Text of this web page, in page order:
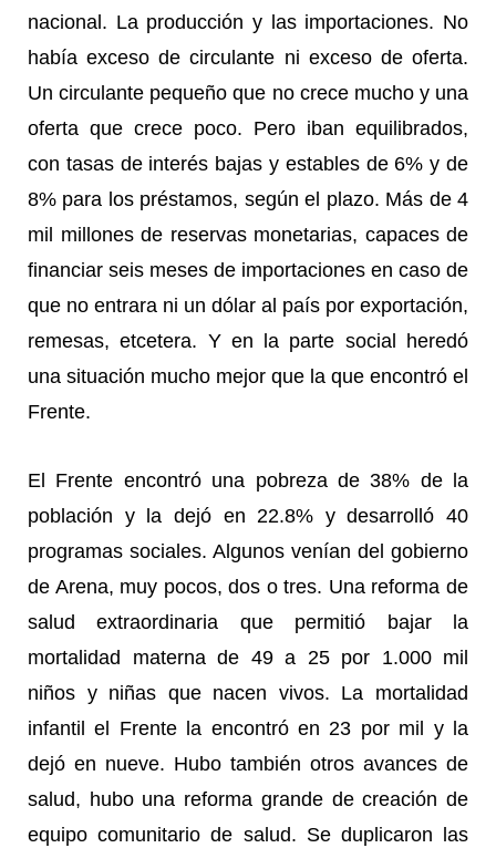
nacional. La producción y las importaciones. No
había exceso de circulante ni exceso de oferta.
Un circulante pequeño que no crece mucho y una
oferta que crece poco. Pero iban equilibrados,
con tasas de interés bajas y estables de 6% y de
8% para los préstamos, según el plazo. Más de 4
mil millones de reservas monetarias, capaces de
financiar seis meses de importaciones en caso de
que no entrara ni un dólar al país por exportación,
remesas, etcetera. Y en la parte social heredó
una situación mucho mejor que la que encontró el
Frente.
El Frente encontró una pobreza de 38% de la
población y la dejó en 22.8% y desarrolló 40
programas sociales. Algunos venían del gobierno
de Arena, muy pocos, dos o tres. Una reforma de
salud extraordinaria que permitió bajar la
mortalidad materna de 49 a 25 por 1.000 mil
niños y niñas que nacen vivos. La mortalidad
infantil el Frente la encontró en 23 por mil y la
dejó en nueve. Hubo también otros avances de
salud, hubo una reforma grande de creación de
equipo comunitario de salud. Se duplicaron las